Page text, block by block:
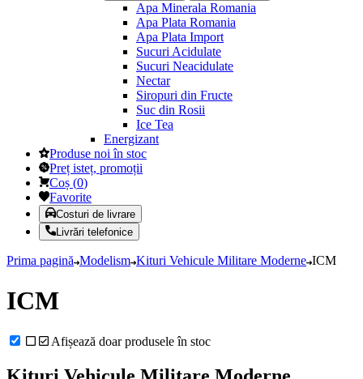
Apa Minerala Romania
Apa Plata Romania
Apa Plata Import
Sucuri Acidulate
Sucuri Neacidulate
Nectar
Siropuri din Fructe
Suc din Rosii
Ice Tea
Energizant
Produse noi în stoc
Preț isteț, promoții
Coș (0)
Favorite
Costuri de livrare
Livrări telefonice
Prima pagină Modelism Kituri Vehicule Militare Moderne ICM
ICM
Afișează doar produsele în stoc